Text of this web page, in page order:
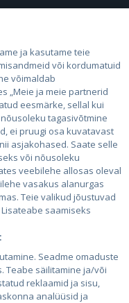
ja kasutame teie
või kordumatuid
võimaldab
„Meie ja meie partnerid
eesmärke, sellal kui
tagasivõtmine
ei pruugi osa kuvatavast
asjakohased. Saate selle
või nõusoleku
veebilehe allosas oleval
vasakus alanurgas
Teie valikud jõustuvad
saamiseks
Seadme omaduste
Teabe säilitamine ja/või
reklaamid ja sisu,
analüüsid ja